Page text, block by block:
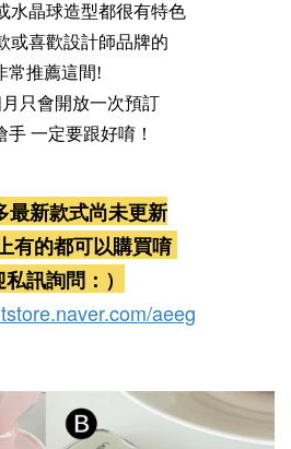
水晶球造型都很有特色
或喜歡設計師品牌的
常推薦這間!
只會開放一次預訂
手 一定要跟好唷！
最新款式尚未更新
有的都可以購買唷
訊詢問：）
aeeg